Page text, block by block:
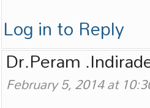
Log in to Reply
Dr.Peram
February 5, 2014 at